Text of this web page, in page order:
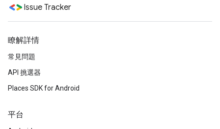
Issue Tracker
瞭解詳情
常見問題
API 挑選器
Places SDK for Android
平台